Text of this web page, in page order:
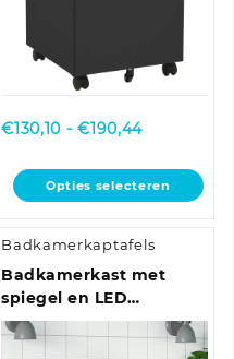
€130,10 - €190,44Prijsklasse:
tot
€190,44
Opties selecteren
Dit
product
meerdere
variaties.
Deze
optie
kan
Badkamerkaptafels
Badkamerkast met
spiegel en LED
40x12x45 cm acryl
betongrijs